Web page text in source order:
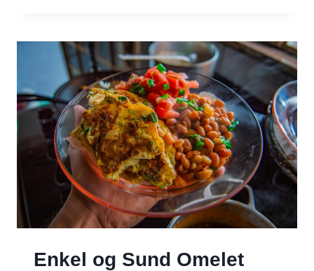
FØDEVARER
I
SÆSON
Enkel og Sund Omelet